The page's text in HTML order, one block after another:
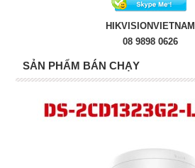
HIKVISIONVIETNAM
08 9898 0626
SẢN PHẨM BÁN CHẠY